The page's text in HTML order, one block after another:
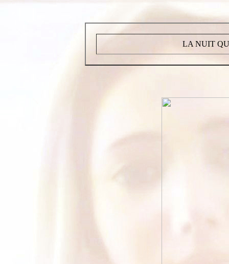
LA NUIT